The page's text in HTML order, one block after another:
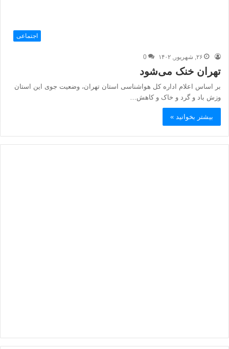
اجتماعی
۲۶, شهریور, ۱۴۰۲ 0
تهران خنک می‌شود
بر اساس اعلام اداره کل هواشناسی استان تهران، وضعیت جوی این استان
وزش باد و گرد و خاک و کاهش…
بیشتر بخوانید »